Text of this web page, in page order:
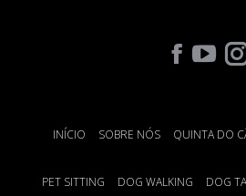
INÍCIO SOBRE NÓS QUINTA DO
PET SITTING DOG WALKING DOG